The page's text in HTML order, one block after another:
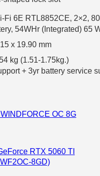
Fi 6E RTL8852CE, 2×2,
54WHr (Integrated) 65
x 19.90 mm
kg (1.51-1.75kg.)
+ 3yr battery service
RTX 5060 TI
8GD)